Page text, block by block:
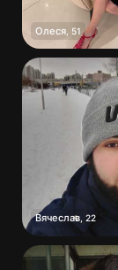
Олеся 51
Вячеслав 22